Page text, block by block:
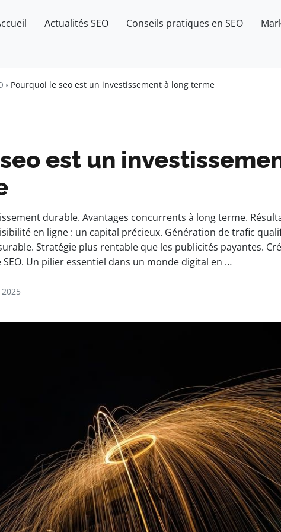
Actualités SEO Conseils pratiques en SEO
Pourquoi le seo est un investissement à long terme
est un
durable. Avantages concurrents à long terme.
en ligne : un capital précieux. Génération de trafic
Stratégie plus rentable que les publicités payantes.
Un pilier essentiel dans un monde digital en …